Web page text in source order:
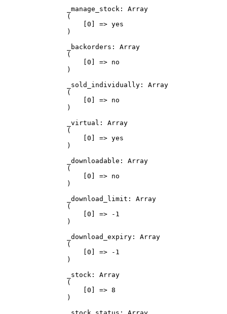
_manage_stock: Array
(
    [0] => yes
)
_backorders: Array
(
    [0] => no
)
_sold_individually: Array
(
    [0] => no
)
_virtual: Array
(
    [0] => yes
)
_downloadable: Array
(
    [0] => no
)
_download_limit: Array
(
    [0] => -1
)
_download_expiry: Array
(
    [0] => -1
)
_stock: Array
(
    [0] => 8
)